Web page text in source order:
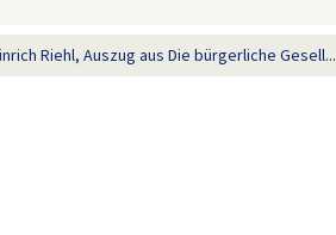
Riehl, Auszug aus Die bürgerliche Gesell...